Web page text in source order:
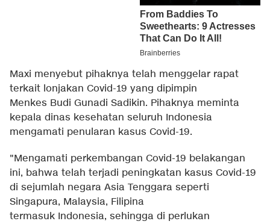
Maxi menyebut pihaknya telah menggelar rapat
terkait lonjakan Covid-19 yang dipimpin
Menkes Budi Gunadi Sadikin. Pihaknya meminta
kepala dinas kesehatan seluruh Indonesia
mengamati penularan kasus Covid-19.
"Mengamati perkembangan Covid-19 belakangan
ini, bahwa telah terjadi peningkatan kasus Covid-19
di sejumlah negara Asia Tenggara seperti
Singapura, Malaysia, Filipina
termasuk Indonesia, sehingga di perlukan